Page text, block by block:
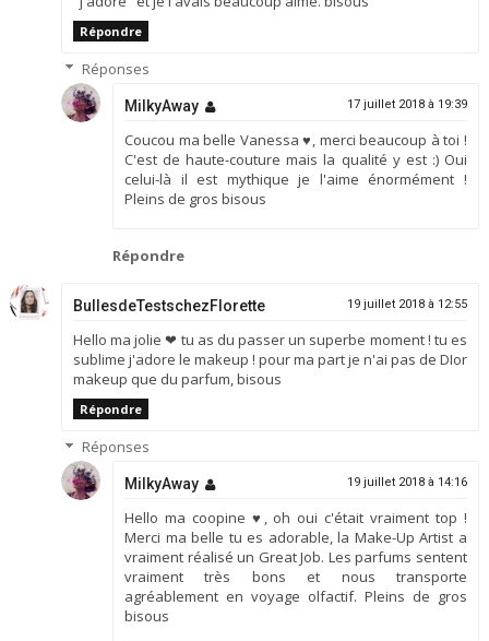
Répondre
Réponses
MilkyAway 17 juillet 2018 à 19:39
Coucou ma belle Vanessa ♥, merci beaucoup à toi !
C'est de haute-couture mais la qualité y est :) Oui
celui-là il est mythique je l'aime énormément !
Pleins de gros bisous
Répondre
BullesdeTestschezFlorette 19 juillet 2018 à 12:55
Hello ma jolie ❤ tu as du passer un superbe moment ! tu es
sublime j'adore le makeup ! pour ma part je n'ai pas de DIor
makeup que du parfum, bisous
Répondre
Réponses
MilkyAway 19 juillet 2018 à 14:16
Hello ma coopine ♥, oh oui c'était vraiment top !
Merci ma belle tu es adorable, la Make-Up Artist a
vraiment réalisé un Great Job. Les parfums sentent
vraiment très bons et nous transporte
agréablement en voyage olfactif. Pleins de gros
bisous